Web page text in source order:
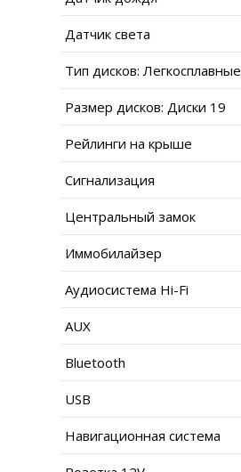
Датчик света
Тип дисков: Легкосплавные
Размер дисков: Диски 19
Рейлинги на крыше
Сигнализация
Центральный замок
Иммобилайзер
Аудиосистема Hi-Fi
AUX
Bluetooth
USB
Навигационная система